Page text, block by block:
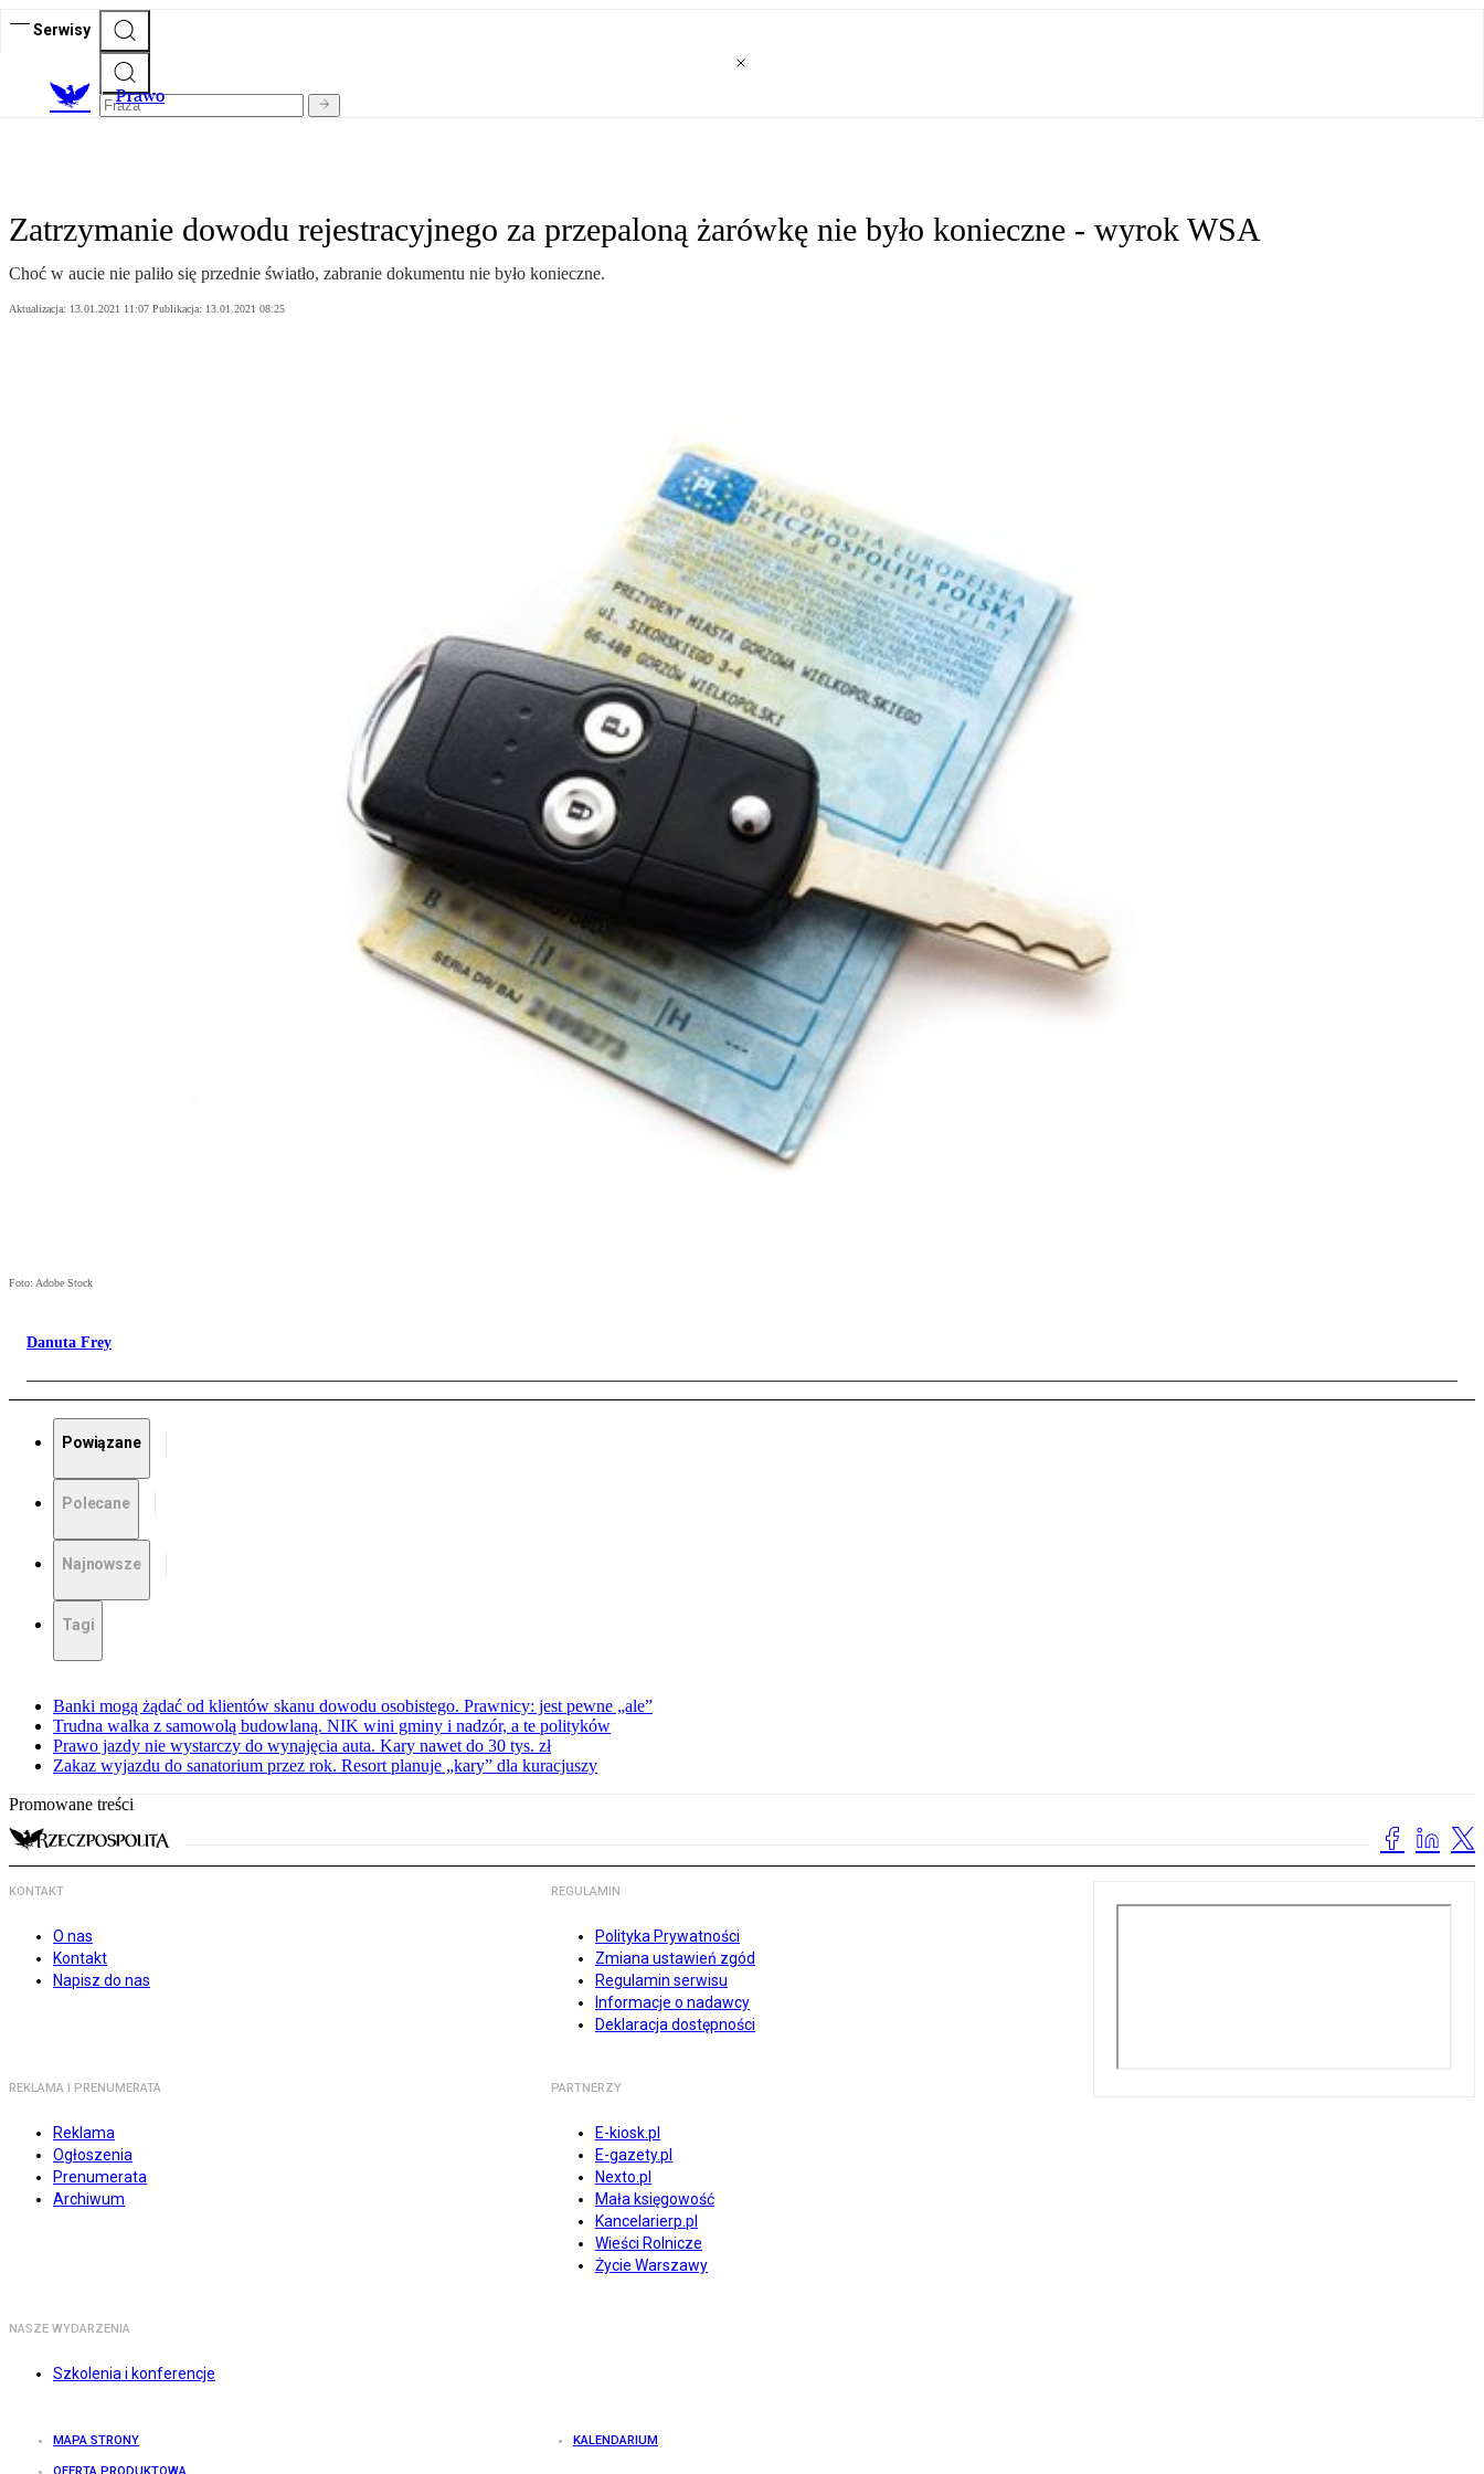
Serwisy
Prawo
Zatrzymanie dowodu rejestracyjnego za przepaloną żarówkę nie było konieczne - wyrok WSA
Choć w aucie nie paliło się przednie światło, zabranie dokumentu nie było konieczne.
Aktualizacja: 13.01.2021 11:07 Publikacja: 13.01.2021 08:25
Foto: Adobe Stock
Danuta Frey
Powiązane
Polecane
Najnowsze
Tagi
Banki mogą żądać od klientów skanu dowodu osobistego. Prawnicy: jest pewne „ale”
Trudna walka z samowolą budowlaną. NIK wini gminy i nadzór, a te polityków
Prawo jazdy nie wystarczy do wynajęcia auta. Kary nawet do 30 tys. zł
Zakaz wyjazdu do sanatorium przez rok. Resort planuje „kary” dla kuracjuszy
Promowane treści
KONTAKT
O nas
Kontakt
Napisz do nas
REGULAMIN
Polityka Prywatności
Zmiana ustawień zgód
Regulamin serwisu
Informacje o nadawcy
Deklaracja dostępności
REKLAMA I PRENUMERATA
Reklama
Ogłoszenia
Prenumerata
Archiwum
PARTNERZY
E-kiosk.pl
E-gazety.pl
Nexto.pl
Mała księgowość
Kancelarierp.pl
Wieści Rolnicze
Życie Warszawy
NASZE WYDARZENIA
Szkolenia i konferencje
MAPA STRONY KALENDARIUM